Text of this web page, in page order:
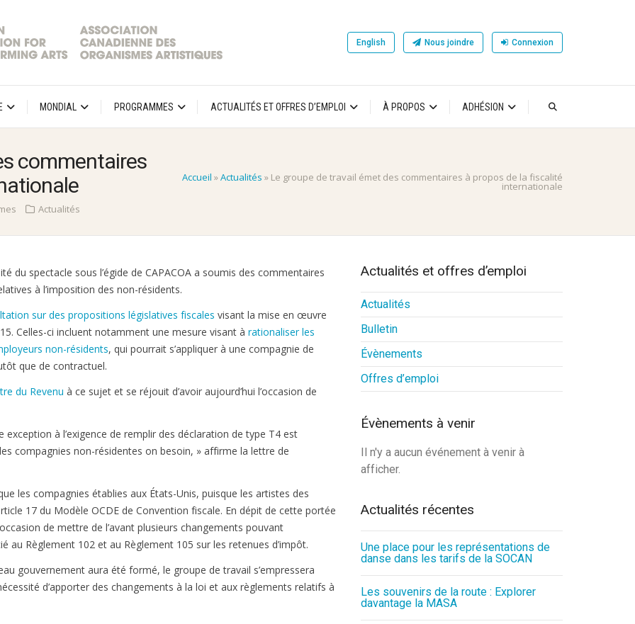
English Nous joindre Connexion
MONDIAL PROGRAMMES ACTUALITÉS ET OFFRES D’EMPLOI À PROPOS ADHÉSION
Accueil »Actualités » Le groupe de travail émet des commentaires à propos de la fiscalité
internationale
commentaires
Actualités
du spectacle sous l’égide de CAPACOA a soumis des commentaires
à l’imposition des non-résidents.
sur des propositions législatives fiscales visant la mise en œuvre
Celles-ci incluent notamment une mesure visant à rationaliser les
non-résidents, qui pourrait s’appliquer à une compagnie de
que de contractuel.
du Revenu à ce sujet et se réjouit d’avoir aujourd’hui l’occasion de
à l’exigence de remplir des déclaration de type T4 est
compagnies non-résidentes on besoin, » affirme la lettre de
les compagnies établies aux États-Unis, puisque les artistes des
17 du Modèle OCDE de Convention fiscale. En dépit de cette portée
de mettre de l’avant plusieurs changements pouvant
Règlement 102 et au Règlement 105 sur les retenues d’impôt.
gouvernement aura été formé, le groupe de travail s’empressera
d’apporter des changements à la loi et aux règlements relatifs à
Actualités et offres d’emploi
Actualités
Bulletin
Évènements
Offres d’emploi
Évènements à venir
Il n'y a aucun événement à venir à
afficher.
Actualités récentes
Une place pour les représentations de
danse dans les tarifs de la SOCAN
Les souvenirs de la route : Explorer
davantage la MASA